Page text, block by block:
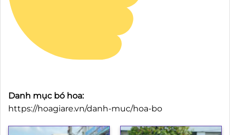
Danh mục bó hoa:
https://hoagiare.vn/danh-muc/hoa-bo